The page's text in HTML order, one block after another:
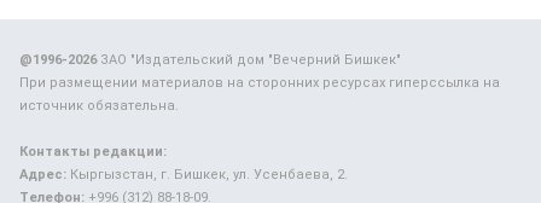
@1996-2026ЗАО "Издательский дом "Вечерний Бишкек"
При размещении материалов на сторонних ресурсах гиперссылка на
источник обязательна.
Контакты редакции:
Адрес: Кыргызстан, г. Бишкек, ул. Усенбаева, 2.
Телефон: +996 (312) 88-18-09.